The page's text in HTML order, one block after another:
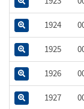
1924
1925
1926
1927